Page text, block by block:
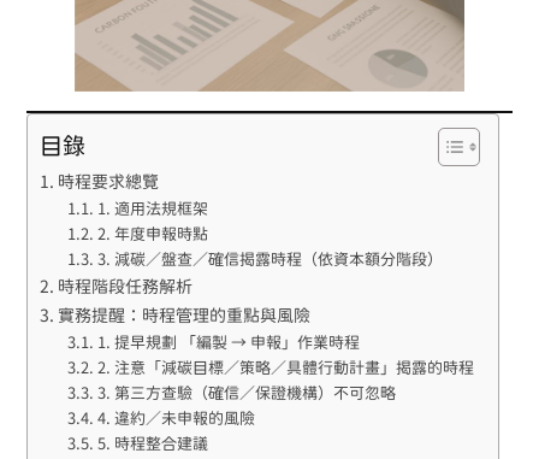
目錄
時程要求總覽
1. 適用法規框架
2. 年度申報時點
3. 減碳／盤查／確信揭露時程（依資本額分階段）
時程階段任務解析
實務提醒：時程管理的重點與風險
1. 提早規劃 「編製 → 申報」作業時程
2. 注意「減碳目標／策略／具體行動計畫」揭露的時程
3. 第三方查驗（確信／保證機構）不可忽略
4. 違約／未申報的風險
5. 時程整合建議